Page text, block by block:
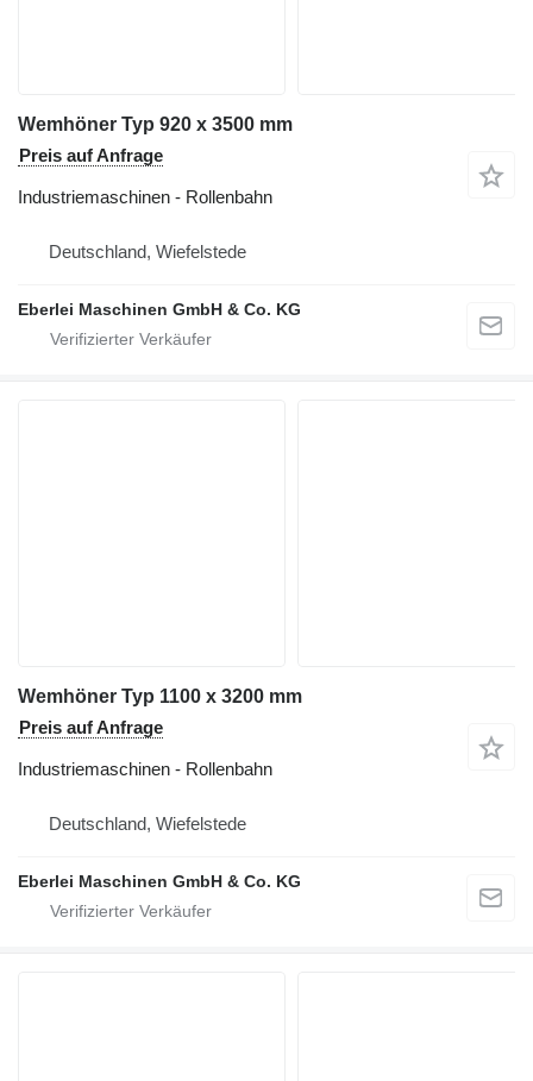
Wemhöner Typ 920 x 3500 mm
Preis auf Anfrage
Industriemaschinen - Rollenbahn
Deutschland, Wiefelstede
Eberlei Maschinen GmbH & Co. KG
Wemhöner Typ 1100 x 3200 mm
Preis auf Anfrage
Industriemaschinen - Rollenbahn
Deutschland, Wiefelstede
Eberlei Maschinen GmbH & Co. KG